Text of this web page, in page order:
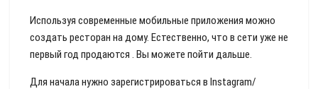
Используя современные мобильные приложения можно
создать ресторан на дому. Естественно, что в сети уже не
первый год продаются . Вы можете пойти дальше.
Для начала нужно зарегистрироваться в Instagram/